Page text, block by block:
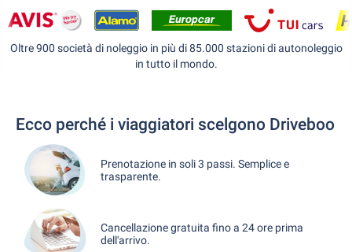
Oltre 900 società di noleggio in più di 85.000 stazioni di autonoleggio
in tutto il mondo.
Ecco perché i viaggiatori scelgono Driveboo
Prenotazione in soli 3 passi. Semplice e
trasparente.
Cancellazione gratuita fino a 24 ore prima
dell'arrivo.